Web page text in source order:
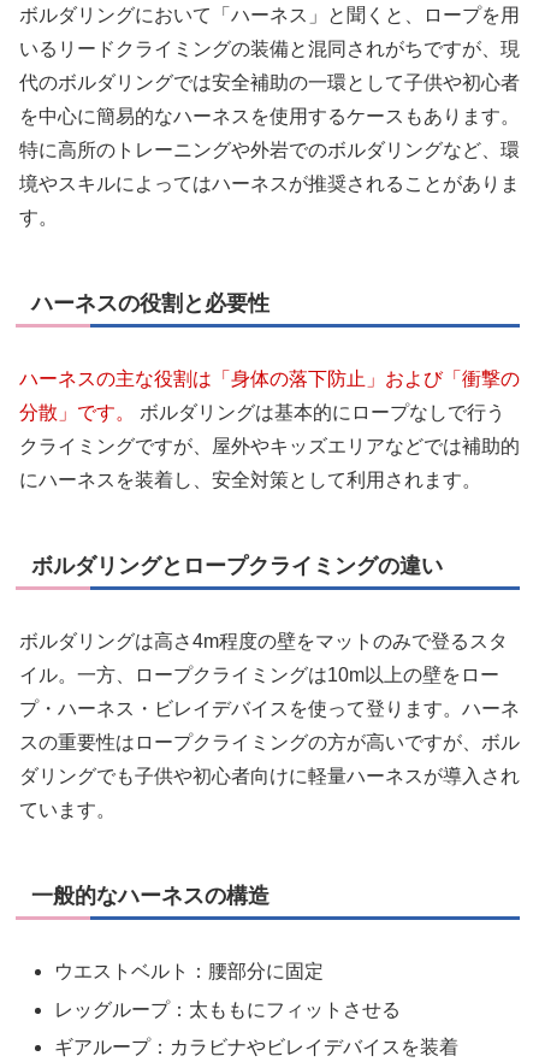
ボルダリングにおいて「ハーネス」と聞くと、ロープを用
いるリードクライミングの装備と混同されがちですが、現
代のボルダリングでは安全補助の一環として子供や初心者
を中心に簡易的なハーネスを使用するケースもあります。
特に高所のトレーニングや外岩でのボルダリングなど、環
境やスキルによってはハーネスが推奨されることがありま
す。
ハーネスの役割と必要性
ハーネスの主な役割は「身体の落下防止」および「衝撃の
分散」です。
ボルダリングは基本的にロープなしで行う
クライミングですが、屋外やキッズエリアなどでは補助的
にハーネスを装着し、安全対策として利用されます。
ボルダリングとロープクライミングの違い
ボルダリングは高さ4m程度の壁をマットのみで登るスタ
イル。一方、ロープクライミングは10m以上の壁をロー
プ・ハーネス・ビレイデバイスを使って登ります。ハーネ
スの重要性はロープクライミングの方が高いですが、ボル
ダリングでも子供や初心者向けに軽量ハーネスが導入され
ています。
一般的なハーネスの構造
ウエストベルト：腰部分に固定
レッグループ：太ももにフィットさせる
ギアループ：カラビナやビレイデバイスを装着